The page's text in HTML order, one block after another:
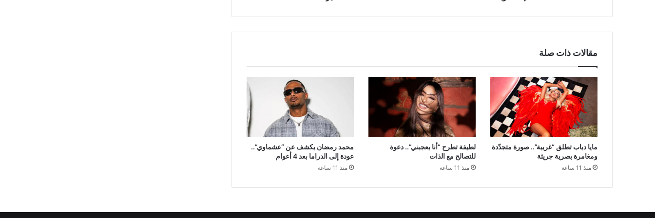
مقالات ذات صلة
مايا دياب تطلق “غريبة”.. صورة متجدّدة
ومغامرة بصرية جريئة
منذ 11 ساعة
لطيفة تطرح “أنا بعجبني”.. دعوة
للتصالح مع الذات
منذ 11 ساعة
محمد رمضان يكشف عن “عشماوي”..
عودة إلى الدراما بعد 4 أعوام
منذ 11 ساعة